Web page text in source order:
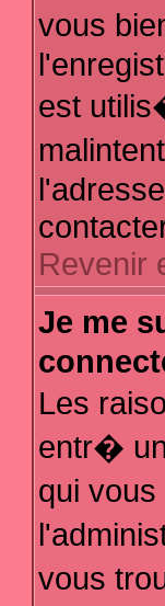
vous
est
Revenir
Je me
Les
entr�
qui
vous